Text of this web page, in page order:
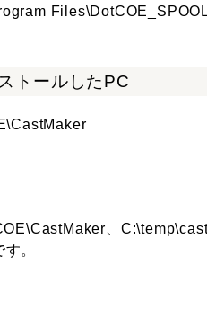
Files\DotCOE_SPOOL
トールしたPC
、
。